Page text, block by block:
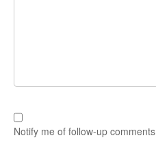
Notify me of follow-up comments